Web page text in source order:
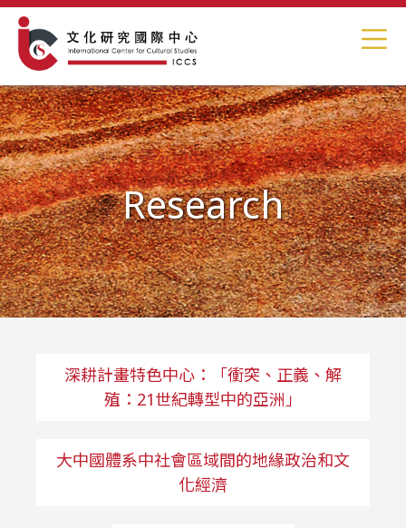
Research
深耕計畫特色中心：「衝突、正義、解
殖：21世紀轉型中的亞洲」
大中國體系中社會區域間的地緣政治和文
化經濟